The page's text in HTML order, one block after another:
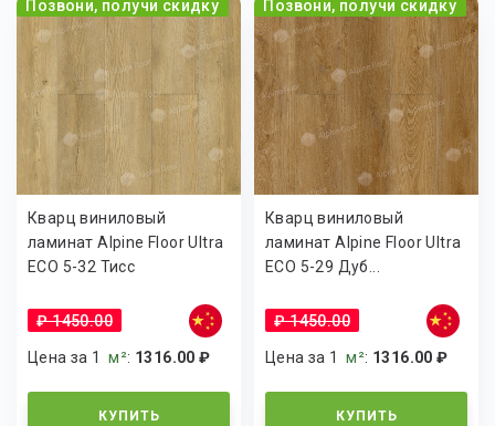
Позвони, получи скидку
Кварц виниловый
ламинат Alpine Floor Ultra
ECO 5-32 Тисс
₽ 1450.00
Цена за 1м²: 1316.00 ₽
КУПИТЬ
Позвони, получи скидку
Кварц виниловый
ламинат Alpine Floor Ultra
ECO 5-29 Дуб...
₽ 1450.00
Цена за 1м²: 1316.00 ₽
КУПИТЬ